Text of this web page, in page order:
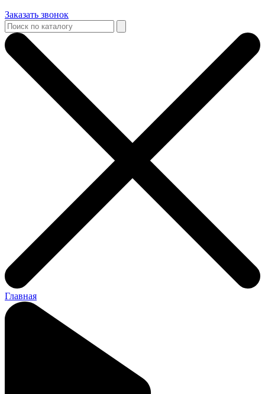
Заказать звонок
Главная